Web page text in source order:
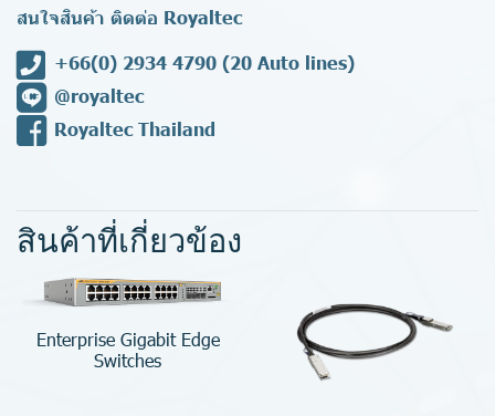
สนใจสินค้า ติดต่อ Royaltec
+66(0) 2934 4790 (20 Auto lines)
@royaltec
Royaltec Thailand
สินค้าที่เกี่ยวข้อง
Enterprise Gigabit Edge
Switches